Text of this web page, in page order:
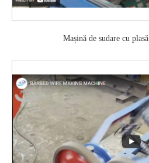
Mașină de sudare cu